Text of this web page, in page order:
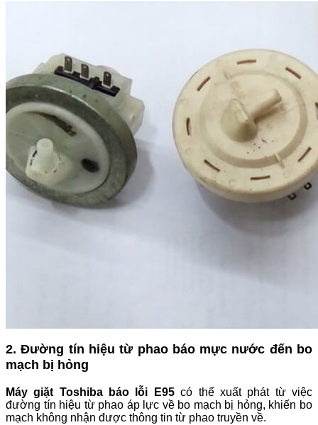
2. Đường tín hiệu từ phao báo mực nước đến bo
mạch bị hỏng
Máy giặt Toshiba báo lỗi E95có thể xuất phát từ việc
đường tín hiệu từ phao áp lực về bo mạch bị hỏng, khiến bo
mạch không nhận được thông tin từ phao truyền về.